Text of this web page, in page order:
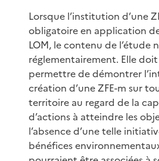
Lorsque l’institution d’une
obligatoire en application
LOM, le contenu de l’étude
réglementairement. Elle
permettre de démontrer
création d’une ZFE-m sur
territoire au regard de la
d’actions à atteindre les
l’absence d’une telle
bénéfices